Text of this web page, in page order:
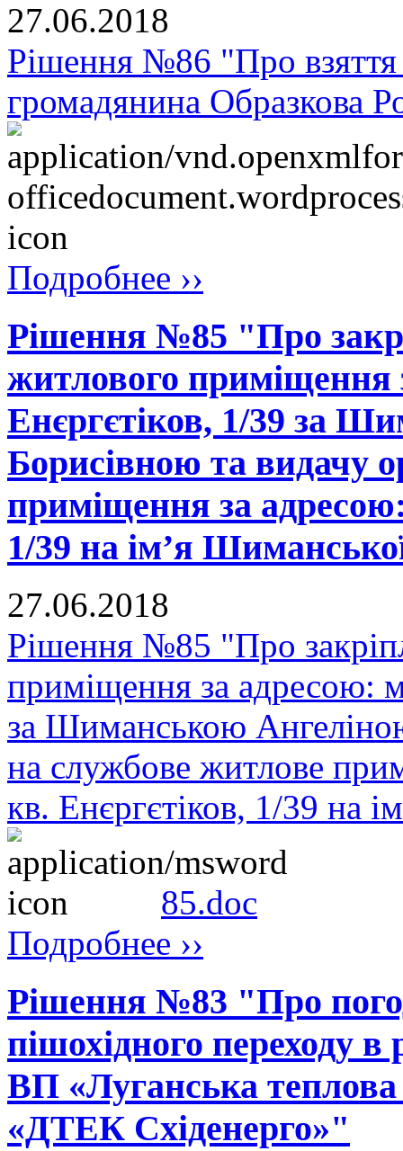
27.06.2018
Рішення №86 "Про взяття
громадянина Образкова
Подробнее ››
Рішення №85 "Про
житлового
Енєргєтіков, 1/39 за
Борисівною та видачу
приміщення за
1/39 на ім’я
27.06.2018
Рішення №85 "Про
приміщення за адресою:
за Шиманською
на службове житлове
кв. Енєргєтіков, 1/39 на
85.doc
Подробнее ››
Рішення №83 "Про
пішохідного переходу в
ВП «Луганська
«ДТЕК Східенерго»"